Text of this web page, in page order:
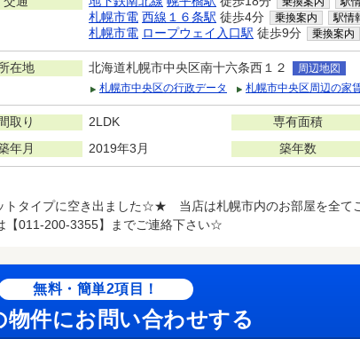
札幌市電 西線１６条駅 徒歩4分 乗換案内 駅情
札幌市電 ロープウェイ入口駅 徒歩9分 乗換案内
在地 北海道札幌市中央区南十六条西１２
周辺地図
札幌市中央区の行政データ
札幌市中央区周辺の家
間取り 2LDK 専有面積
年月 2019年3月 築年数
タイプに空き出ました☆★ 当店は札幌市内のお部屋を全て
【011-200-3355】までご連絡下さい☆
無料・簡単2項目！
物件にお問い合わせする